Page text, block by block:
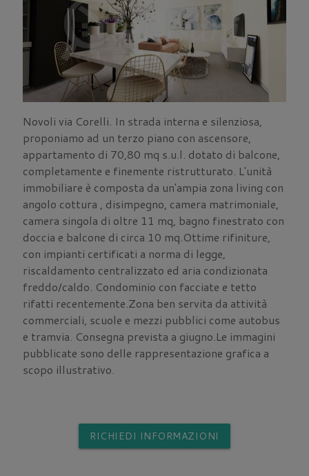
Novoli via Corelli. In strada interna e silenziosa,
proponiamo ad un terzo piano con ascensore,
appartamento di 70,80 mq s.u.l. dotato di balcone,
completamente e finemente ristrutturato. L'unità
immobiliare è composta da un'ampia zona living con
angolo cottura , disimpegno, camera matrimoniale,
camera singola di oltre 11 mq, bagno finestrato con
doccia e balcone di circa 10 mq.Ottime rifiniture,
con impianti certificati a norma di legge,
riscaldamento centralizzato ed aria condizionata
freddo/caldo. Condominio con facciate e tetto
rifatti recentemente.Zona ben servita da attività
commerciali, scuole e mezzi pubblici come autobus
e tramvia. Consegna prevista a giugno.Le immagini
pubblicate sono delle rappresentazione grafica a
scopo illustrativo.
RICHIEDI INFORMAZIONI